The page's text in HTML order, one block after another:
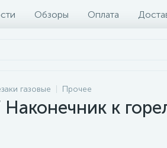
Обзоры Оплата
газовые Прочее
Наконечник к